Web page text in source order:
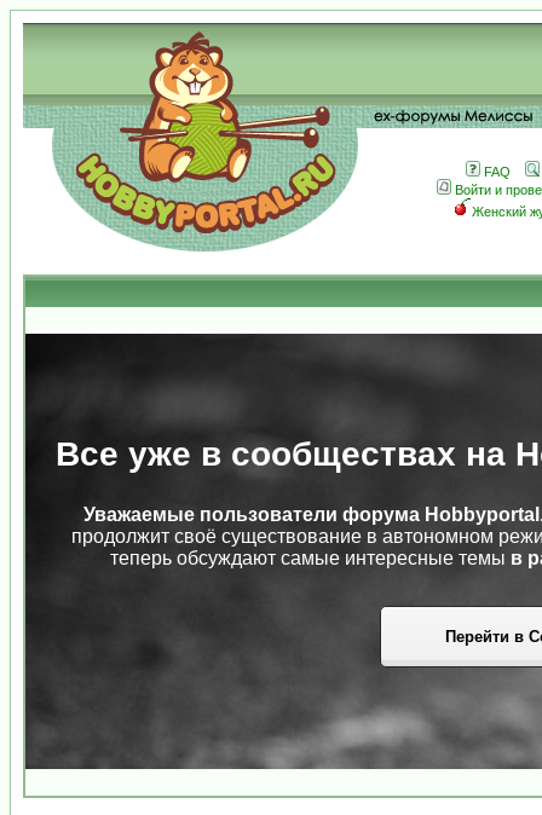
FAQ
Войти и
Женский
Все уже в сообществах на
Уважаемые пользователи форума
продолжит своё существование в автономном
теперь обсуждают самые интересные темы в
Перейти в